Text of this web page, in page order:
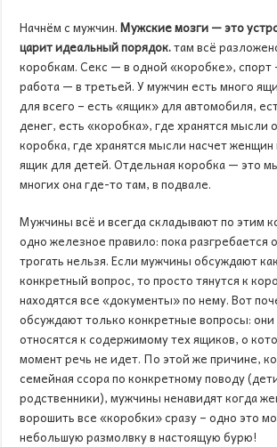
Начнём с мужчин.Мужские мозги — это
царит идеальный порядок.там всё
коробкам. Секс — в одной «коробке», спорт
работа — в третьей. У мужчин есть много
для всего – есть «ящик» для автомобиля,
денег, есть «коробка», где хранятся мысли
коробка, где хранятся мысли насчет
ящик для детей. Отдельная коробка — это
многих она где-то там, в подвале.
Мужчины всё и всегда складывают по этим
одно железное правило: пока разгребается
трогать нельзя. Если мужчины обсуждают
конкретный вопрос, то просто тянутся к
находятся все «документы» по нему. Вот
обсуждают только конкретные вопросы:
относятся к содержимому тех ящиков, о
момент речь не идет. По этой же причине,
семейная ссора по конкретному поводу
родственники), мужчины ненавидят когда
ворошить все «коробки» сразу – одно это
небольшую размолвку в настоящую бурю!